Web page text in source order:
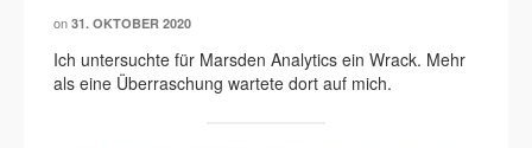
on 31. OKTOBER 2020
Ich untersuchte für Marsden Analytics ein Wrack. Mehr
als eine Überraschung wartete dort auf mich.